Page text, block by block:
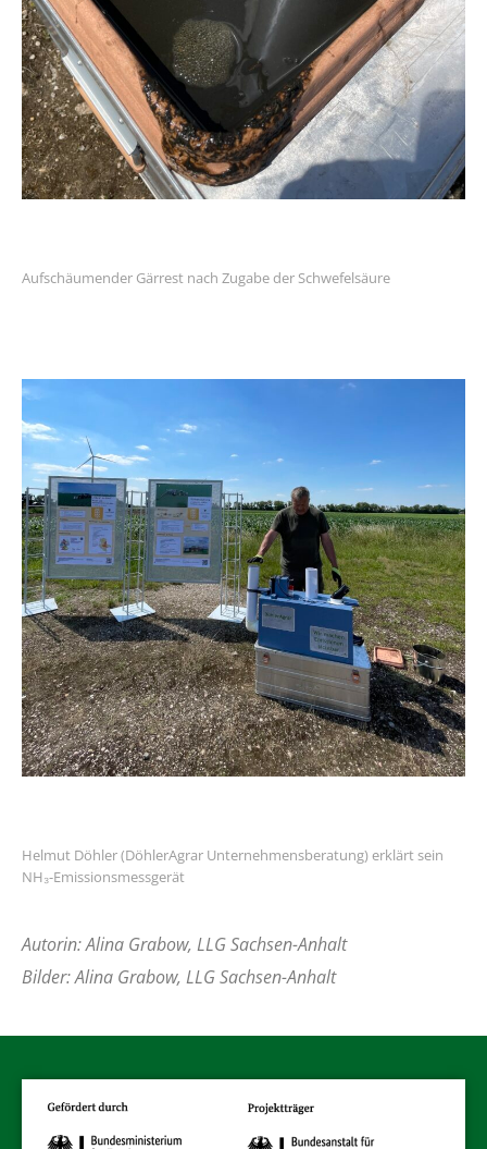
Aufschäumender Gärrest nach Zugabe der Schwefelsäure
Helmut Döhler (DöhlerAgrar Unternehmensberatung) erklärt sein
NH₃-Emissionsmessgerät
Autorin: Alina Grabow, LLG Sachsen-Anhalt
Bilder: Alina Grabow, LLG Sachsen-Anhalt